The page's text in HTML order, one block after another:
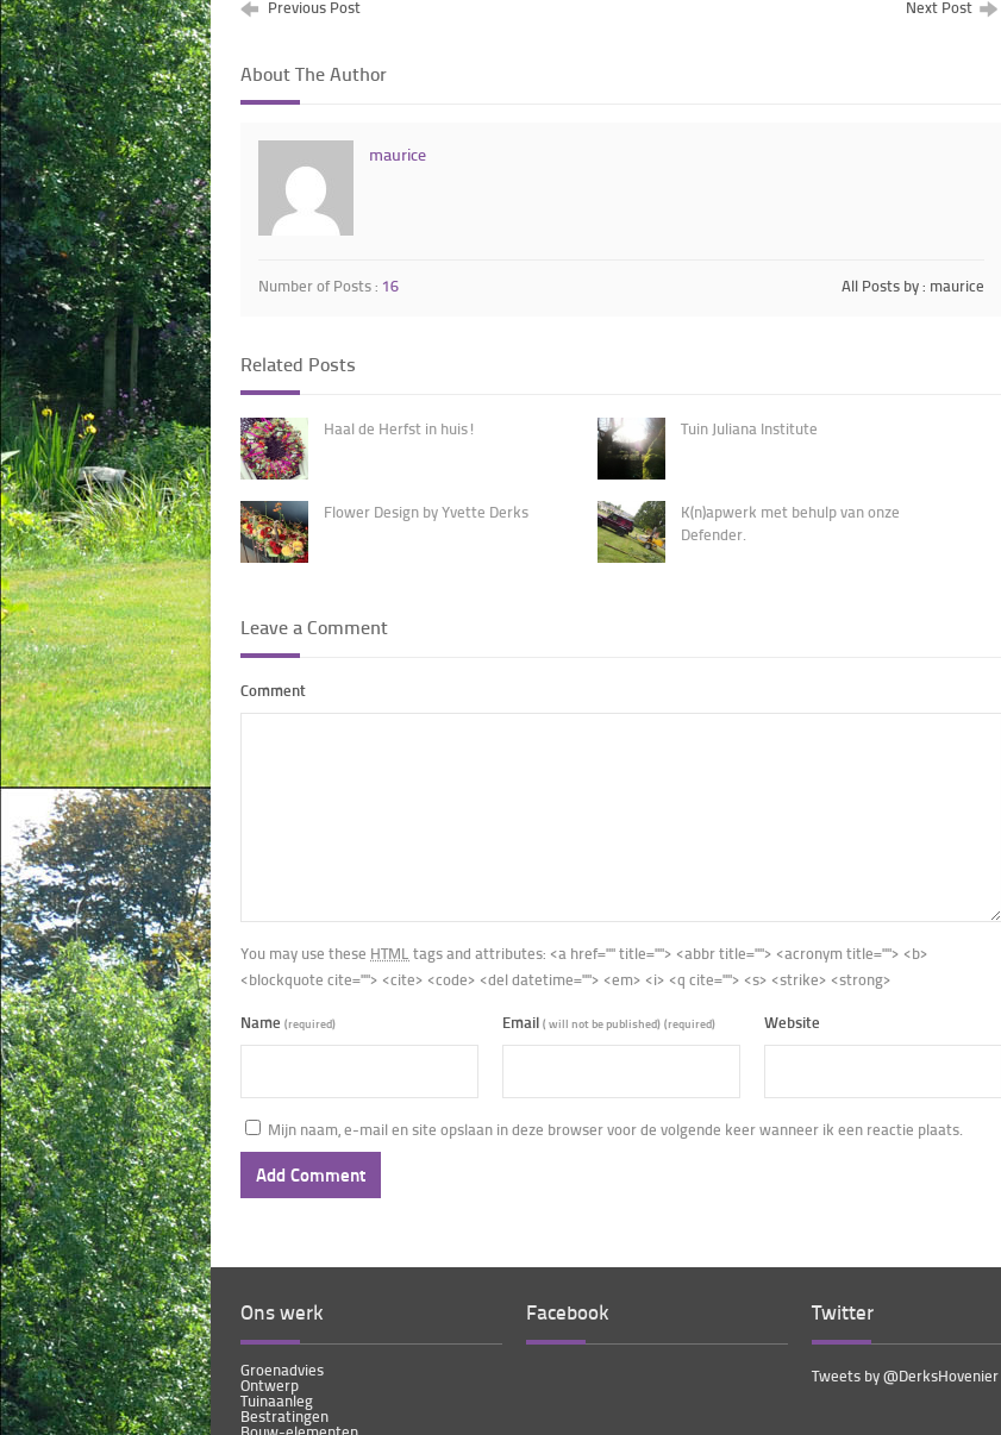
Previous Post Next Post
About The Author
maurice
Number of Posts : 16 All Posts by : maurice
Related Posts
Haal de Herfst in huis! Tuin Juliana Institute
Flower Design by Yvette Derks
K(n)apwerk met behulp van onze
Defender.
Leave a Comment
Comment
You may use these HTML tags and attributes: <a href="" title=""> <abbr title=""> <acronym title=""> <b>
<blockquote cite=""> <cite> <code> <del datetime=""> <em> <i> <q cite=""> <s> <strike> <strong>
Name (required) Email ( will not be published) (required) Website
Mijn naam, e-mail en site opslaan in deze browser voor de volgende keer wanneer ik een reactie plaats.
Ons werk
Groenadvies
Ontwerp
Tuinaanleg
Bestratingen
Facebook Twitter
Tweets by @DerksHovenier